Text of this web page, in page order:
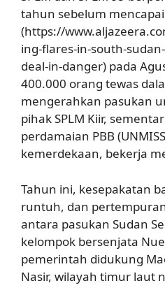
tahun sebelum
(https://
ing-flares-in-south-
deal-in-danger) pada
400.000 orang tewas
mengerahkan pasukan
pihak SPLM Kiir,
perdamaian PBB
kemerdekaan, bekerja
Tahun ini, kesepakatan
runtuh, dan
antara pasukan Sudan
kelompok bersenjata
pemerintah didukung
Nasir, wilayah timur laut